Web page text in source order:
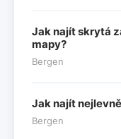
Jak najít skrytá
mapy?
Bergen
Jak najít
Bergen